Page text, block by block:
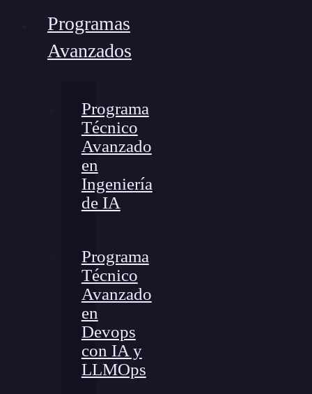
Programas
Avanzados
Programa
Técnico
Avanzado
en
Ingeniería
de IA
Programa
Técnico
Avanzado
en
Devops
con IA y
LLMOps